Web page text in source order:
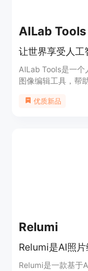
AILab Tools
让世界享受人
AILab Tools是一个
图像编辑工具，帮
动漫化、照片年龄
优质新品
Relumi
Relumi是一款基于